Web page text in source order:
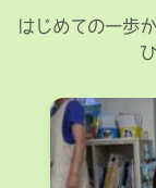
はじめての一歩